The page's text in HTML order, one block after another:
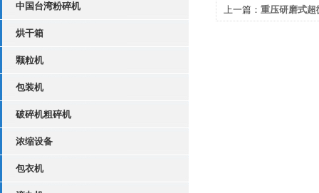
中国台湾粉碎机
烘干箱
颗粒机
包装机
破碎机粗碎机
浓缩设备
包衣机
上一篇： 重压研磨式超